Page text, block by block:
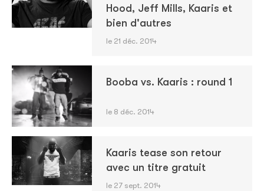
Hood, Jeff Mills, Kaaris et
bien d'autres
le 21 déc. 2014
Booba vs. Kaaris : round 1
le 8 déc. 2014
Kaaris tease son retour
avec un titre gratuit
le 27 sept. 2014